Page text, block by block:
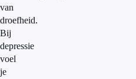
van
droefheid.
Bij
depressie
voel
je